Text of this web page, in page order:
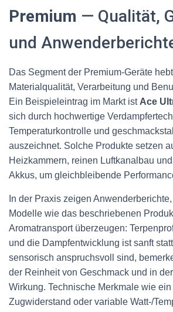
Premium — Qualität,
und
Das Segment der Premium-Geräte
Materialqualität, Verarbeitung und
Ein Beispieleintrag im Markt ist Ace
sich durch hochwertige
Temperaturkontrolle und
auszeichnet. Solche Produkte setzen
Heizkammern, reinen Luftkanalbau
Akkus, um gleichbleibende
In der Praxis zeigen
Modelle wie das beschriebenen
Aromatransport überzeugen:
und die Dampfentwicklung ist sanft
sensorisch anspruchsvoll sind,
der Reinheit von Geschmack und in
Wirkung. Technische Merkmale wie
Zugwiderstand oder variable Watt-/